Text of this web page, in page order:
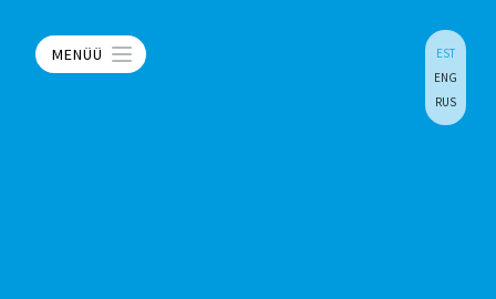
MENÜÜ
EST
ENG
RUS